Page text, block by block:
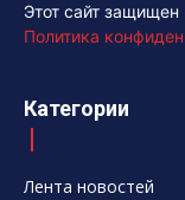
Этот сайт
Политика
Категории
Лента новостей